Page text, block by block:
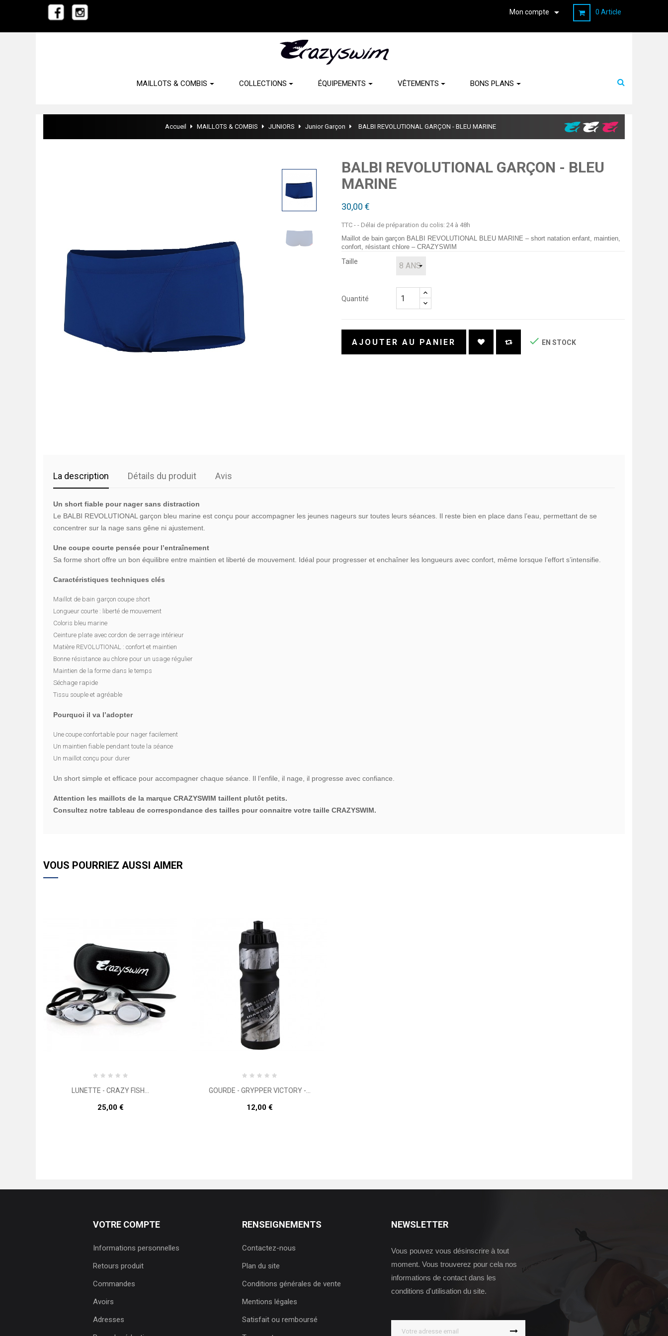
0 Article
Mon compte 
MAILLOTS & COMBIS COLLECTIONS ÉQUIPEMENTS VÊTEMENTS BONS PLANS
Accueil MAILLOTS & COMBIS JUNIORS Junior Garçon BALBI REVOLUTIONAL GARÇON - BLEU MARINE
BALBI REVOLUTIONAL GARÇON - BLEU
MARINE
30,00 €
TTC
- Délai de préparation du colis: 24 à 48h
Maillot de bain garçon BALBI REVOLUTIONAL BLEU MARINE – short natation enfant, maintien,
confort, résistant chlore – CRAZYSWIM
Taille
Quantité
AJOUTER AU PANIER  EN STOCK
La description Détails du produit Avis
Un short fiable pour nager sans distraction
Le BALBI REVOLUTIONAL garçon bleu marine est conçu pour accompagner les jeunes nageurs sur toutes leurs séances. Il reste bien en place dans l’eau, permettant de se
concentrer sur la nage sans gêne ni ajustement.
Une coupe courte pensée pour l’entraînement
Sa forme short offre un bon équilibre entre maintien et liberté de mouvement. Idéal pour progresser et enchaîner les longueurs avec confort, même lorsque l’effort s’intensifie.
Caractéristiques techniques clés
Maillot de bain garçon coupe short
Longueur courte : liberté de mouvement
Coloris bleu marine
Ceinture plate avec cordon de serrage intérieur
Matière REVOLUTIONAL : confort et maintien
Bonne résistance au chlore pour un usage régulier
Maintien de la forme dans le temps
Séchage rapide
Tissu souple et agréable
Pourquoi il va l’adopter
Une coupe confortable pour nager facilement
Un maintien fiable pendant toute la séance
Un maillot conçu pour durer
Un short simple et efficace pour accompagner chaque séance. Il l’enfile, il nage, il progresse avec confiance.
Attention les maillots de la marque CRAZYSWIM taillent plutôt petits.
Consultez notre tableau de correspondance des tailles pour connaitre votre taille CRAZYSWIM.
VOUS POURRIEZ AUSSI AIMER
LUNETTE - CRAZY FISH...
25,00 €
GOURDE - GRYPPER VICTORY -...
12,00 €
VOTRE COMPTE
Informations personnelles
Retours produit
Commandes
Avoirs
Adresses
RENSEIGNEMENTS
Contactez-nous
Plan du site
Conditions générales de vente
Mentions légales
Satisfait ou remboursé
NEWSLETTER
Vous pouvez vous désinscrire à tout
moment. Vous trouverez pour cela nos
informations de contact dans les
conditions d'utilisation du site.